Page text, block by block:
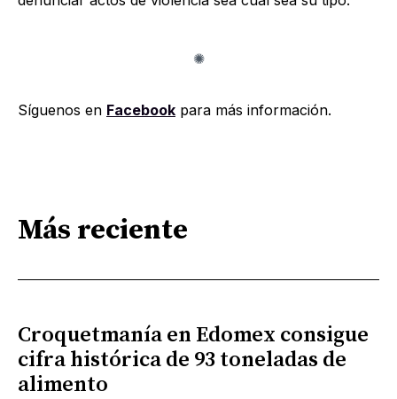
Síguenos en Facebook para más información.
Más reciente
Croquetmanía en Edomex consigue
cifra histórica de 93 toneladas de
alimento